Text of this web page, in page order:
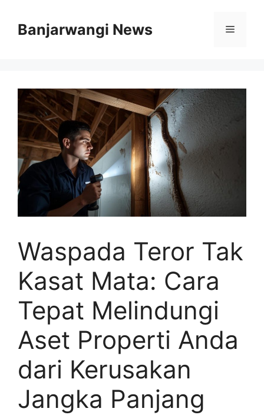
Banjarwangi News Menu
Waspada Teror Tak
Kasat Mata: Cara
Tepat Melindungi
Aset Properti Anda
dari Kerusakan
Jangka Panjang